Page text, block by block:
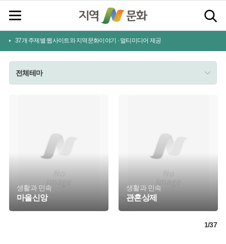
37개 주제별 웹사이트와 지역문화이야기 · 멀티미디어 제공
전체테마
생활과 민속
마을신앙
생활과 민속
관혼상제
1/37